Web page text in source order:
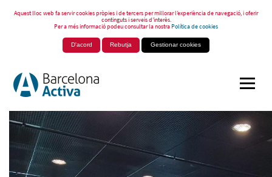
Aquest lloc web fa servir cookies pròpies i de tercers per millorar l’experiència de navegació, i oferir
continguts i serveis d’interès.
Per a més informació podeu consultar la nostraPolítica de cookies
D'acord Rebutja Gestionar cookies